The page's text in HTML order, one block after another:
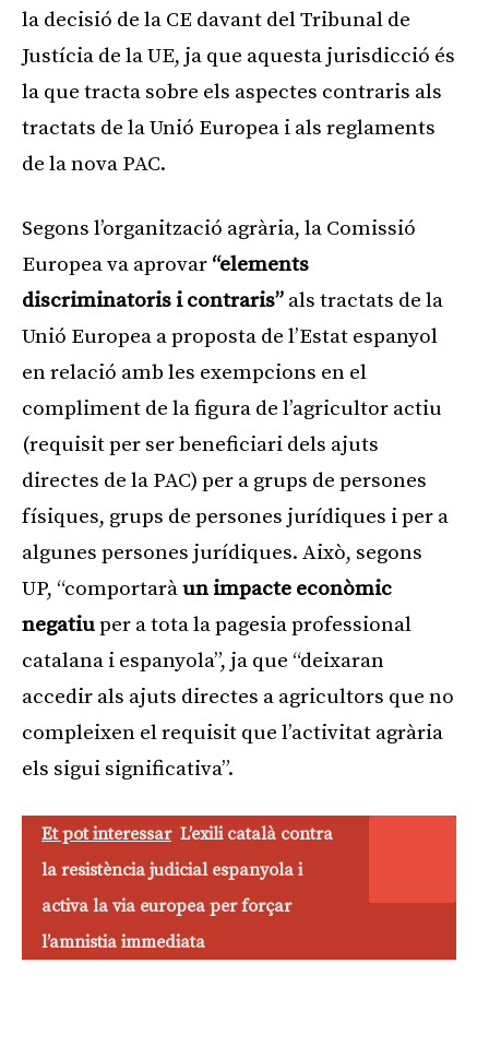
la decisió de la CE davant del Tribunal de
Justícia de la UE, ja que aquesta jurisdicció és
la que tracta sobre els aspectes contraris als
tractats de la Unió Europea i als reglaments
de la nova PAC.
Segons l’organització agrària, la Comissió
Europea va aprovar “elements
discriminatoris i contraris” als tractats de la
Unió Europea a proposta de l’Estat espanyol
en relació amb les exempcions en el
compliment de la figura de l’agricultor actiu
(requisit per ser beneficiari dels ajuts
directes de la PAC) per a grups de persones
físiques, grups de persones jurídiques i per a
algunes persones jurídiques. Això, segons
UP, “comportaràun impacte econòmic
negatiuper a tota la pagesia professional
catalana i espanyola”, ja que “deixaran
accedir als ajuts directes a agricultors que no
compleixen el requisit que l’activitat agrària
els sigui significativa”.
Et pot interessar L’exili català contra
la resistència judicial espanyola i
activa la via europea per forçar
l’amnistia immediata